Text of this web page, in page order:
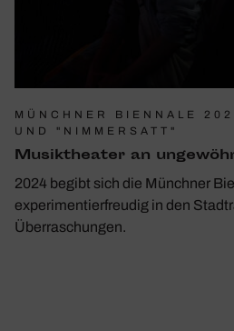
MÜNCHNER BIENNALE
UND "NIMMERSATT"
Musik­theater an
2024 begibt sich die Münchner
experimentierfreudig in den
Überraschungen.